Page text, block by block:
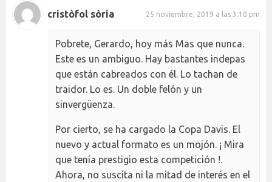
cristòfol sòria 25 noviembre, 2019 a las 3:10 pm
Pobrete, Gerardo, hoy más Mas que nunca.
Este es un ambiguo. Hay bastantes indepas
que están cabreados con él. Lo tachan de
traidor. Lo es. Un doble felón y un
sinvergüenza.
Por cierto, se ha cargado la Copa Davis. El
nuevo y actual formato es un mojón. ¡ Mira
que tenía prestigio esta competición !.
Ahora, no suscita ni la mitad de interés en el